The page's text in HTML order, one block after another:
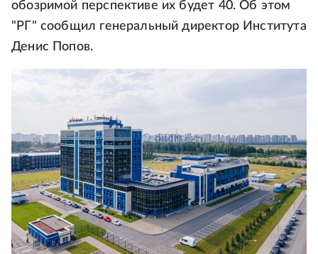
обозримой перспективе их будет 40. Об этом
"РГ" сообщил генеральный директор Института
Денис Попов.